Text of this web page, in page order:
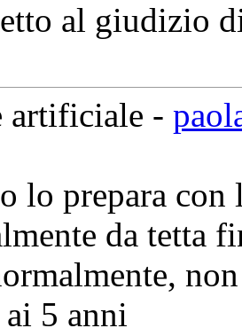
al giudizio
artificiale -
lo prepara con
da tetta
5 anni